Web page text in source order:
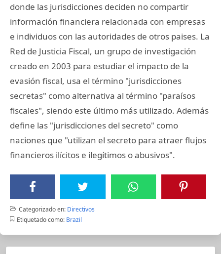
donde las jurisdicciones deciden no compartir
información financiera relacionada con empresas
e individuos con las autoridades de otros paises. La
Red de Justicia Fiscal, un grupo de investigación
creado en 2003 para estudiar el impacto de la
evasión fiscal, usa el término "jurisdicciones
secretas" como alternativa al término "paraísos
fiscales", siendo este último más utilizado. Además
define las "jurisdicciones del secreto" como
naciones que "utilizan el secreto para atraer flujos
financieros ilícitos e ilegítimos o abusivos".
Categorizado en: Directivos
Etiquetado como: Brazil